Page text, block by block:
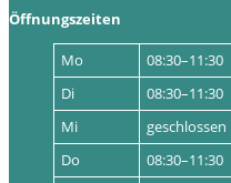
Öffnungszeiten
Mo
08:30–11:30
Di
08:30–11:30
Mi
geschlossen
Do
08:30–11:30